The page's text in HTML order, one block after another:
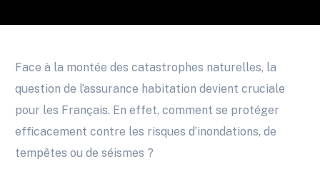
Face à la montée des catastrophes naturelles, la
question de l’assurance habitation devient cruciale
pour les Français. En effet, comment se protéger
efficacement contre les risques d’inondations, de
tempêtes ou de séismes ?